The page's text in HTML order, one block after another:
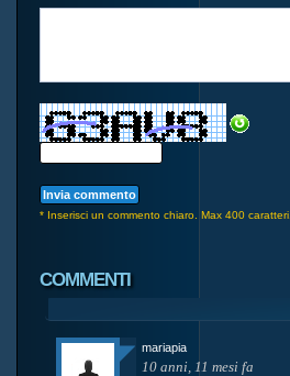
* Inserisci un commento chiaro. Max 400 caratteri.
COMMENTI
mariapia
10 anni, 11 mesi fa